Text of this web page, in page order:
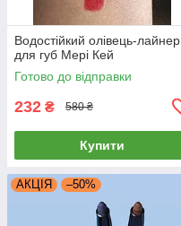
Водостійкий олівець-лайнер
для губ Мері Кей
Готово до відправки
232 ₴ 580 ₴
Купити
АКЦІЯ –50%